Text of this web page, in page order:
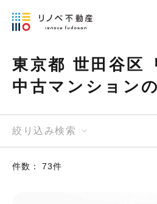
東京都 世田谷区
中古マンション
絞り込み検索
件数： 73件